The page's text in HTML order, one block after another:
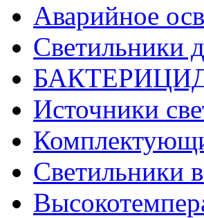
Аварийное
Светильники
Источники
Светильники